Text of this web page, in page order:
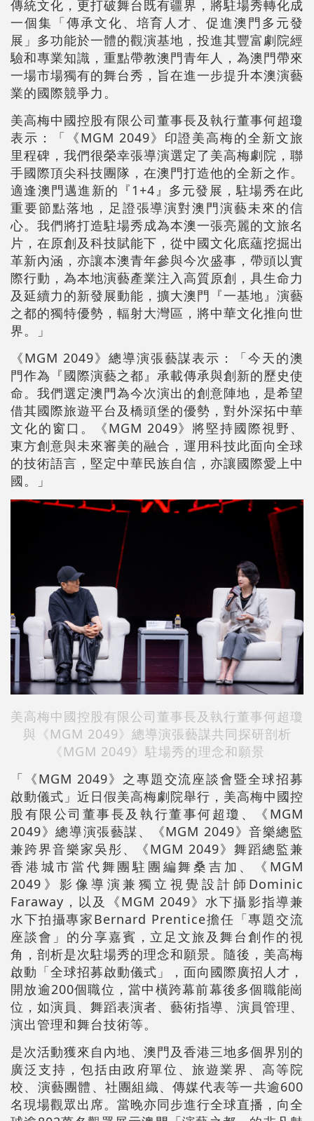
傳統文化，更打破舞台既有疆界，將駐場秀轉化成
一個集「傳承文化、培育人才、促進澳門多元發
展」多功能於一體的觀演基地，投進其豐富劇院經
驗和專業知識，重點帶教澳門青年人，為澳門帶來
一場市場獨有的舞台秀，旨在進一步提升本澳演藝
業的國際競爭力。
美高梅中國控股有限公司董事長及執行董事何超瓊
表示：「《MGM 2049》印證美高梅的全新文旅
里程碑，我們很榮幸張導演選定了美高梅劇院，聯
手國際頂尖科技團隊，在澳門打造他的全新之作。
適逢澳門邁進新的『1+4』多元發展，駐場秀在此
重要節點落地，足證張導演對澳門演藝未來的信
心。我們將打造駐場秀成為本澳一張亮麗的文旅名
片，在原創及科技賦能下，從中國文化底蘊挖掘出
革新內涵，亦讓本澳青年參與今次盛事，帶頭以實
際行動，為本地演藝產業注入高質原創，具生命力
及延續力的新發展動能，擴大澳門『一基地』演藝
之都的獨特優勢，輻射大灣區，將中華文化推向世
界。」
《MGM 2049》總導演張藝謀表示：「今天的澳
門作為『國際演藝之都』承載傳承與創新的歷史使
命。我們選定澳門為今次演出的創意陣地，是希望
借其國際旅遊平台及橋頭堡的優勢，對外深拓中華
文化的窗口。《MGM 2049》將堅持國際視野、
東方創意與未來審美的融合，運用科技此面向全球
的技術語言，堅定中華民族自信，亦讓國際愛上中
國。」
美高梅中國控股有限公司董事長及執行董事何超瓊
與《MGM 2049》總導演張藝謀共同探研剖析
《MGM 2049》駐場秀的理念和願景
「《MGM 2049》之專題交流座談會暨全球招募
啟動儀式」近日假美高梅劇院舉行，美高梅中國控
股有限公司董事長及執行董事何超瓊、《MGM
2049》總導演張藝謀、《MGM 2049》音樂總監
兼跨界音樂家吳彤、《MGM 2049》舞蹈總監兼
香港城市當代舞團駐團編舞桑吉加、《MGM
2049》影像導演兼獨立視覺設計師Dominic
Faraway，以及《MGM 2049》水下攝影指導兼
水下拍攝專家Bernard Prentice擔任「專題交流
座談會」的分享嘉賓，立足文旅及舞台創作的視
角，剖析是次駐場秀的理念和願景。隨後，美高梅
啟動「全球招募啟動儀式」，面向國際廣招人才，
開放逾200個職位，當中橫跨幕前幕後多個職能崗
位，如演員、舞蹈表演者、藝術指導、演員管理、
演出管理和舞台技術等。
是次活動獲來自內地、澳門及香港三地多個界別的
廣泛支持，包括由政府單位、旅遊業界、高等院
校、演藝團體、社團組織、傳媒代表等一共逾600
名現場觀眾出席。當晚亦同步進行全球直播，向全